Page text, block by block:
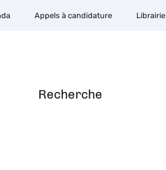
Recherche
Appels à candidature Librairie